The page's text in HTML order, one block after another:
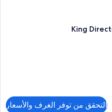
King
التحقق من توفر الغرف والأسعار